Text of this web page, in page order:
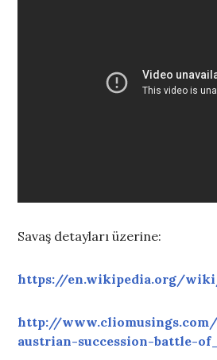
Savaş detayları üzerine:
https://en.wikipedia.org/
http://
austrian-succession-battle-